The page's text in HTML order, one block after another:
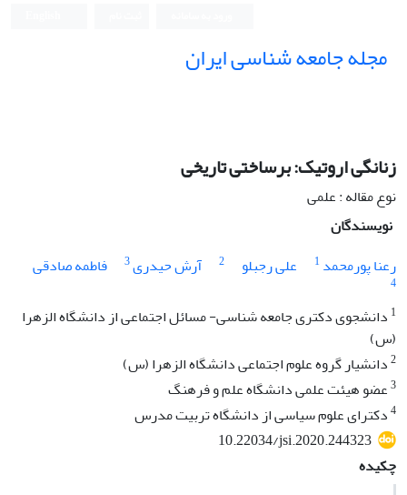
مجله جامعه شناسی ایران
زنانگی اروتیک: برساختی تاریخی
نوع مقاله : علمی
نویسندگان
رعنا پورمحمد 1 علی رجبلو 2 آرش حیدری3 فاطمه صادقی
4
1 دانشجوی دکتری جامعه شناسی- مسائل اجتماعی از دانشگاه الزهرا
(س)
2دانشیار گروه علوم اجتماعی دانشگاه الزهرا (س)
3عضو هیئت علمی دانشگاه علم و فرهنگ
4دکترای علوم سیاسی از دانشگاه تربیت مدرس
10.22034/jsi.2020.244323
چکیده